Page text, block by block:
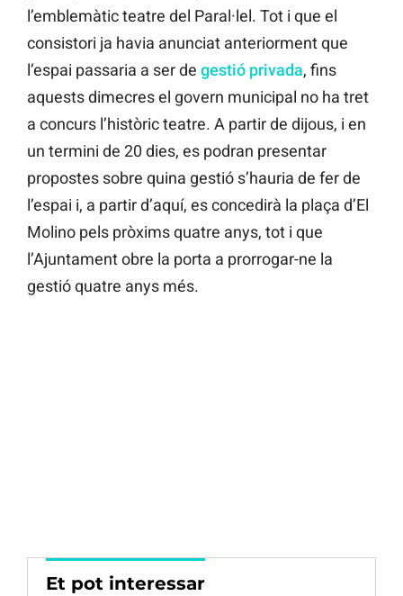
l’emblemàtic teatre del Paral·lel. Tot i que el
consistori ja havia anunciat anteriorment que
l’espai passaria a ser de gestió privada, fins
aquests dimecres el govern municipal no ha tret
a concurs l’històric teatre. A partir de dijous, i en
un termini de 20 dies, es podran presentar
propostes sobre quina gestió s’hauria de fer de
l’espai i, a partir d’aquí, es concedirà la plaça d’El
Molino pels pròxims quatre anys, tot i que
l’Ajuntament obre la porta a prorrogar-ne la
gestió quatre anys més.
Et pot interessar